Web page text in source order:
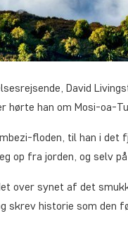
David
han om Mosi-oa-
floden, til han i det
op fra jorden, og selv
over synet af det
skrev historie som